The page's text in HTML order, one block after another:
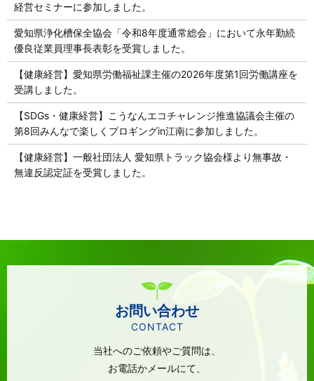
経営セミナーに参加しました。
愛知県浄化槽保全協会「令和8年度通常総会」において永年勤続
優良従業員理事長表彰を受賞しました。
【健康経営】愛知県労働福祉課主催の2026年度第1回労働講座を
受講しました。
【SDGs・健康経営】こうなんエコチャレンジ推進協議会主催の
第8回みんなで楽しくプロギングin江南に参加しました。
【健康経営】一般社団法人 愛知県トラック協会様より無事故・
無違反認定証を受賞しました。
お問い合わせ
CONTACT
当社へのご依頼やご質問は、
お電話かメールにて、